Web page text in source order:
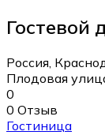
Гостевой
Россия,
Плодовая
0
0 Отзыв
Гостиница